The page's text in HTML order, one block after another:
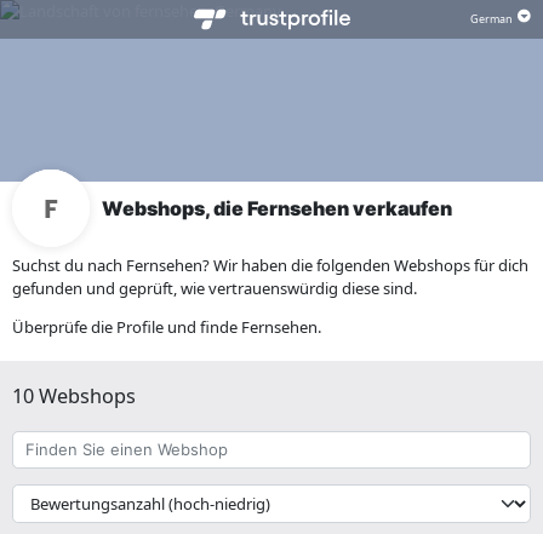
Webshops, die Fernsehen verkaufen
Suchst du nach Fernsehen? Wir haben die folgenden Webshops für dich
gefunden und geprüft, wie vertrauenswürdig diese sind.
Überprüfe die Profile und finde Fernsehen.
10 Webshops
Finden
Sie
einen
Webshop
{{
__('Sort')